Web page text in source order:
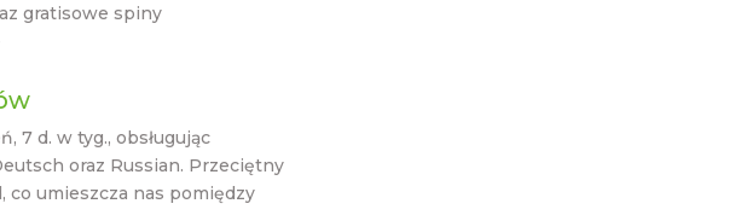
gratisowe spiny
7 d. w tyg., obsługując
oraz Russian. Przeciętny
umieszcza nas pomiędzy